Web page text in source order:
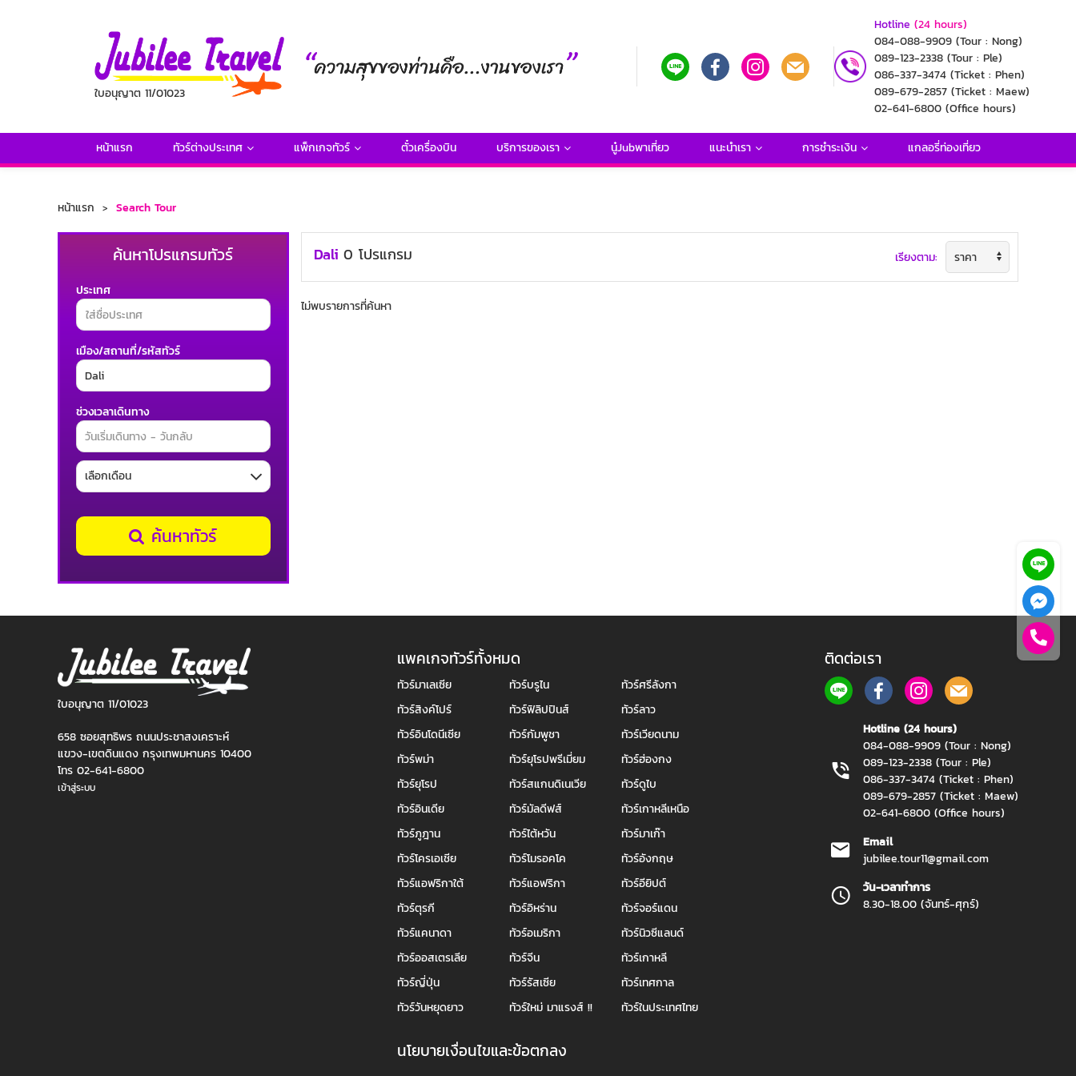
ใบอนุญาต 11/01023
Hotline (24 hours)
084-088-9909 (Tour : Nong)
089-123-2338 (Tour : Ple)
086-337-3474 (Ticket : Phen)
089-679-2857 (Ticket : Maew)
02-641-6800 (Office hours)
หน้าแรก ทัวร์ต่างประเทศ แพ็กเกจทัวร์ ตั๋วเครื่องบิน บริการของเรา นู๋Jubพาเที่ยว แนะนำเรา การชำระเงิน แกลอรี่ท่องเที่ยว
หน้าแรก Search Tour
ค้นหาโปรแกรมทัวร์
ประเทศ
ช่วงเวลาเดินทาง
เมือง/สถานที่/รหัสทัวร์
ค้นหาทัวร์
Dali 0 โปรแกรม เรียงตาม:
ไม่พบรายการที่ค้นหา
ใบอนุญาต 11/01023
658 ซอยสุทธิพร ถนนประชาสงเคราะห์
แขวง-เขตดินแดง กรุงเทพมหานคร 10400
โทร 02-641-6800
เข้าสู่ระบบ
แพคเกจทัวร์ทั้งหมด
ทัวร์มาเลเซีย ทัวร์บรูไน
ทัวร์ศรีลังกา
ทัวร์สิงค์โปร์
ทัวร์ฟิลิปปินส์
ทัวร์ลาว
ทัวร์อินโดนีเซีย
ทัวร์กัมพูชา
ทัวร์เวียดนาม
ทัวร์พม่า
ทัวร์ยุโรปพรีเมี่ยม
ทัวร์ฮ่องกง
ทัวร์ยุโรป
ทัวร์สแกนดิเนเวีย
ทัวร์ดูไบ
ทัวร์อินเดีย
ทัวร์มัลดีฟส์
ทัวร์เกาหลีเหนือ
ทัวร์ภูฎาน
ทัวร์ไต้หวัน
ทัวร์มาเก๊า
ทัวร์โครเอเชีย
ทัวร์โมรอคโค
ทัวร์อังกฤษ
ทัวร์แอฟริกาใต้
ทัวร์แอฟริกา
ทัวร์อียิปต์
ทัวร์ตุรกี
ทัวร์อิหร่าน
ทัวร์จอร์แดน
ทัวร์แคนาดา
ทัวร์อเมริกา
ทัวร์นิวซีแลนด์
ทัวร์ออสเตรเลีย
ทัวร์จีน
ทัวร์เกาหลี
ทัวร์ญี่ปุ่น
ทัวร์รัสเซีย
ทัวร์เทศกาล
ทัวร์วันหยุดยาว
ทัวร์ใหม่ มาแรงส์ !! ทัวร์ในประเทศไทย
นโยบายเงื่อนไขและข้อตกลง
ติดต่อเรา
Hotline (24 hours)
084-088-9909 (Tour : Nong)
089-123-2338 (Tour : Ple)
086-337-3474 (Ticket : Phen)
089-679-2857 (Ticket : Maew)
02-641-6800 (Office hours)
Email
jubilee.tour11@gmail.com
วัน-เวลาทำการ
8.30-18.00 (จันทร์-ศุกร์)